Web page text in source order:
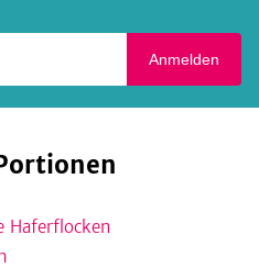
Anmelden
Haferflocken